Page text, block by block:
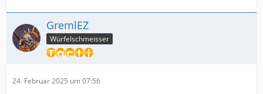
GremlEZ
Würfelschmeisser
24. Februar 2025 um 07:56